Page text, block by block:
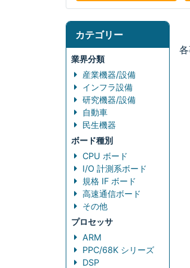
カテゴリー
業界分類
産業機器/設備
インフラ設備
研究機器/設備
自動車
民生機器
ボード種別
CPU ボード
I/O 計測系ボード
規格 IF ボード
高速通信ボード
その他
プロセッサ
ARM
PPC/68K シリーズ
DSP